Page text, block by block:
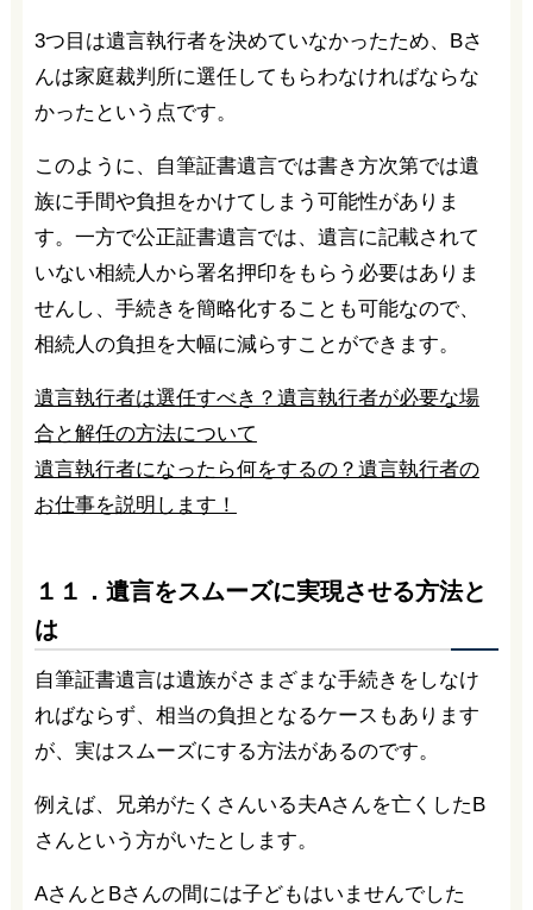
3つ目は遺言執行者を決めていなかったため、Bさ
んは家庭裁判所に選任してもらわなければならな
かったという点です。
このように、自筆証書遺言では書き方次第では遺
族に手間や負担をかけてしまう可能性がありま
す。一方で公正証書遺言では、遺言に記載されて
いない相続人から署名押印をもらう必要はありま
せんし、手続きを簡略化することも可能なので、
相続人の負担を大幅に減らすことができます。
遺言執行者は選任すべき？遺言執行者が必要な場
合と解任の方法について
遺言執行者になったら何をするの？遺言執行者の
お仕事を説明します！
１１．遺言をスムーズに実現させる方法と
は
自筆証書遺言は遺族がさまざまな手続きをしなけ
ればならず、相当の負担となるケースもあります
が、実はスムーズにする方法があるのです。
例えば、兄弟がたくさんいる夫Aさんを亡くしたB
さんという方がいたとします。
AさんとBさんの間には子どもはいませんでした